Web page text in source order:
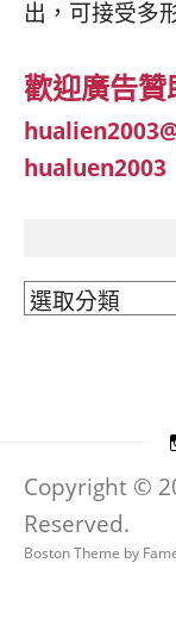
出，可接受多
歡迎廣告
hualuen2003
文
Copyright ©
Reserved.
Boston Theme by